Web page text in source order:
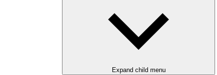
Expand child menu